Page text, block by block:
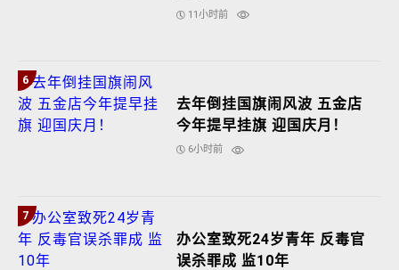
11小时前
6
去年倒挂国旗闹风波 五金店
今年提早挂旗 迎国庆月！
6小时前
7
办公室致死24岁青年 反毒官
误杀罪成 监10年